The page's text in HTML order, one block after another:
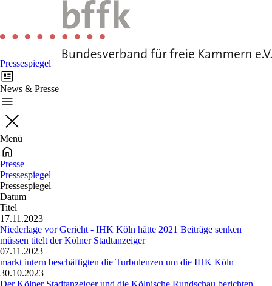
Pressespiegel
News & Presse
Menü
Presse
Pressespiegel
Pressespiegel
Datum
Titel
17.11.2023
Niederlage vor Gericht - IHK Köln hätte 2021 Beiträge senken
müssen titelt der Kölner Stadtanzeiger
07.11.2023
markt intern beschäftigten die Turbulenzen um die IHK Köln
30.10.2023